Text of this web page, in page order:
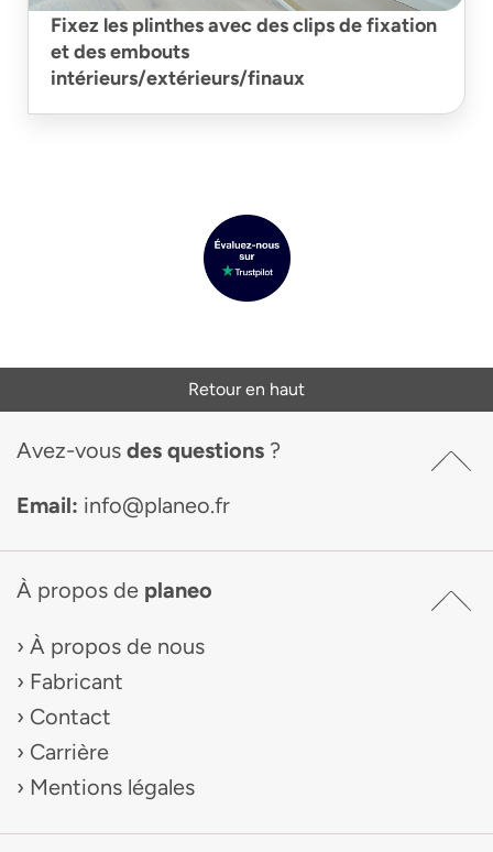
Fixez les plinthes avec des clips de fixation
et des embouts
intérieurs/extérieurs/finaux
Retour en haut
Avez-vous des questions ?
Email: info@planeo.fr
À propos de planeo
À propos de nous
Fabricant
Contact
Carrière
Mentions légales